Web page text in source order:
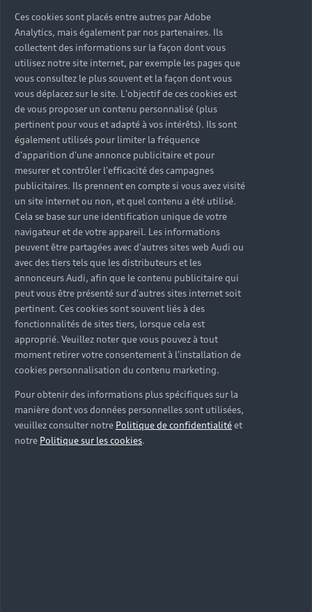
Ces cookies sont placés entre autres par Adobe
Analytics, mais également par nos partenaires. Ils
collectent des informations sur la façon dont vous
utilisez notre site internet, par exemple les pages que
vous consultez le plus souvent et la façon dont vous
vous déplacez sur le site. L'objectif de ces cookies est
de vous proposer un contenu personnalisé (plus
pertinent pour vous et adapté à vos intérêts). Ils sont
également utilisés pour limiter la fréquence
d'apparition d'une annonce publicitaire et pour
mesurer et contrôler l'efficacité des campagnes
publicitaires. Ils prennent en compte si vous avez visité
un site internet ou non, et quel contenu a été utilisé.
Cela se base sur une identification unique de votre
navigateur et de votre appareil. Les informations
peuvent être partagées avec d'autres sites web Audi ou
avec des tiers tels que les distributeurs et les
annonceurs Audi, afin que le contenu publicitaire qui
peut vous être présenté sur d'autres sites internet soit
pertinent. Ces cookies sont souvent liés à des
fonctionnalités de sites tiers, lorsque cela est
approprié. Veuillez noter que vous pouvez à tout
moment retirer votre consentement à l'installation de
cookies personnalisation du contenu marketing.
Pour obtenir des informations plus spécifiques sur la
manière dont vos données personnelles sont utilisées,
veuillez consulter notre Politique de confidentialitéet
notre Politique sur les cookies.